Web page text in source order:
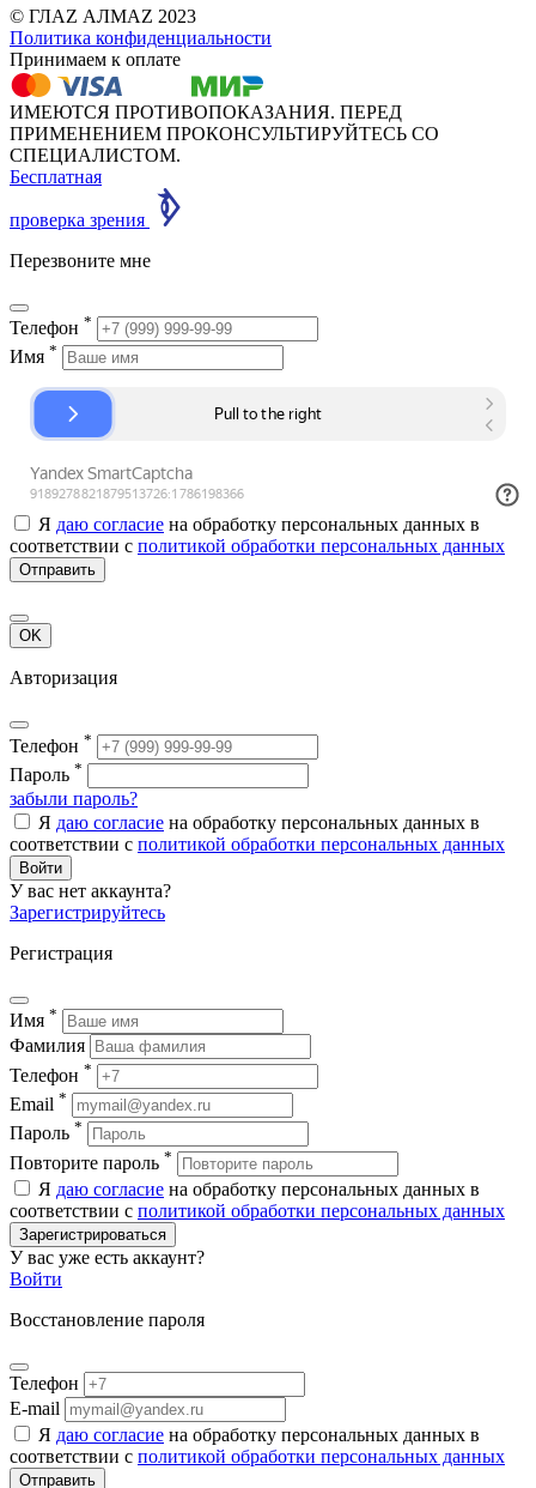
© ГЛАZ АЛМАZ 2023
Политика конфиденциальности
Принимаем к оплате
ИМЕЮТСЯ ПРОТИВОПОКАЗАНИЯ. ПЕРЕД
ПРИМЕНЕНИЕМ ПРОКОНСУЛЬТИРУЙТЕСЬ СО
СПЕЦИАЛИСТОМ.
Бесплатная
проверка зрения
Перезвоните мне
Телефон *
Имя *
Я даю согласие на обработку персональных данных в
соответствии с политикой обработки персональных данных
Отправить
OK
Авторизация
Телефон *
Пароль *
забыли пароль?
Я даю согласие на обработку персональных данных в
соответствии с политикой обработки персональных данных
Войти
У вас нет аккаунта?
Зарегистрируйтесь
Регистрация
Имя *
Фамилия
Телефон *
Email *
Пароль *
Повторите пароль *
Я даю согласие на обработку персональных данных в
соответствии с политикой обработки персональных данных
Зарегистрироваться
У вас уже есть аккаунт?
Войти
Восстановление пароля
Телефон
E-mail
Я даю согласие на обработку персональных данных в
соответствии с политикой обработки персональных данных
Отправить